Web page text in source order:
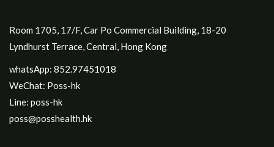
Room 1705, 17/F, Car Po Commercial Building, 18-20
Lyndhurst Terrace, Central, Hong Kong
whatsApp: 852.97451018
WeChat: Poss-hk
Line: poss-hk
poss@posshealth.hk